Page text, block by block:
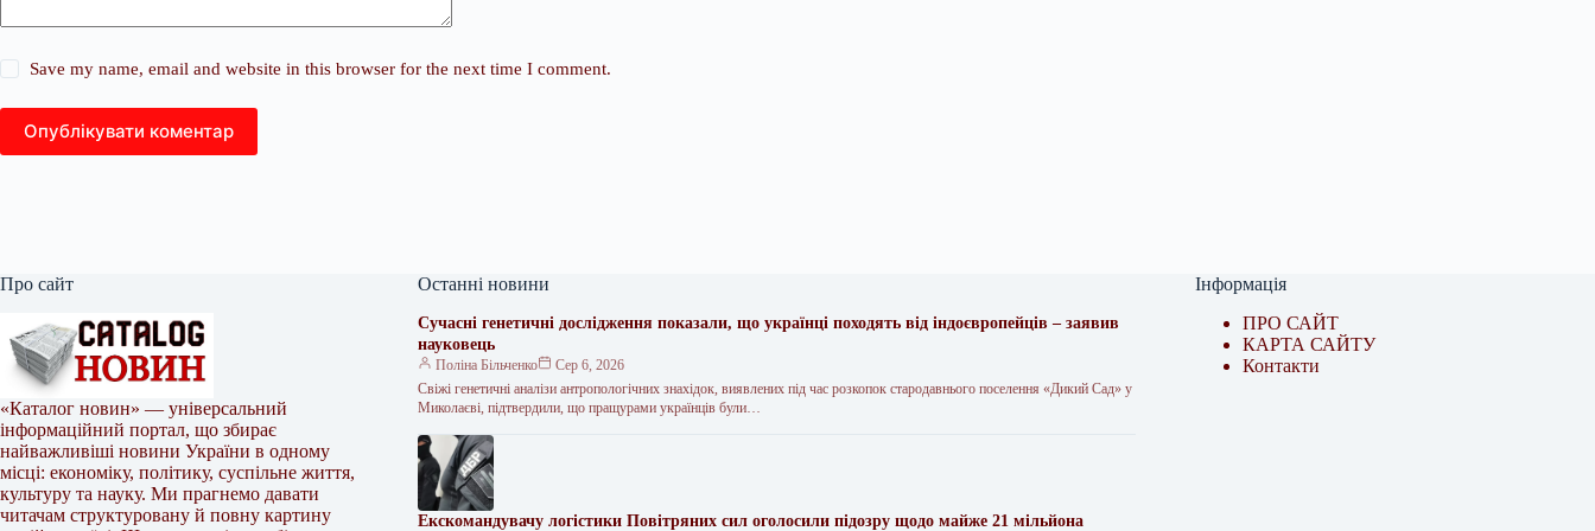
Save my name, email and website in this browser for the next time I comment.
Опублікувати коментар
Про сайт
«Каталог новин» — універсальний
інформаційний портал, що збирає
найважливіші новини України в одному
місці: економіку, політику, суспільне життя,
культуру та науку. Ми прагнемо давати
читачам структуровану й повну картину
Останні новини
Сучасні генетичні дослідження показали, що українці походять від індоєвропейців – заявив
науковець
Поліна Більченко
Сер 6, 2026
Свіжі генетичні аналізи антропологічних знахідок, виявлених під час розкопок стародавнього поселення «Дикий Сад» у
Миколаєві, підтвердили, що пращурами українців були…
Екскомандувачу логістики Повітряних сил оголосили підозру щодо майже 21 мільйона
Інформація
ПРО САЙТ
КАРТА САЙТУ
Контакти